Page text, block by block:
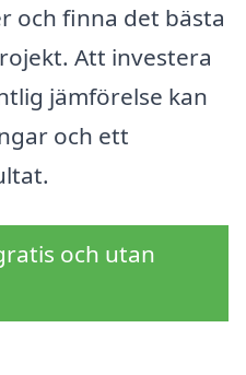
och finna det bästa
Att investera
jämförelse kan
och ett
och utan